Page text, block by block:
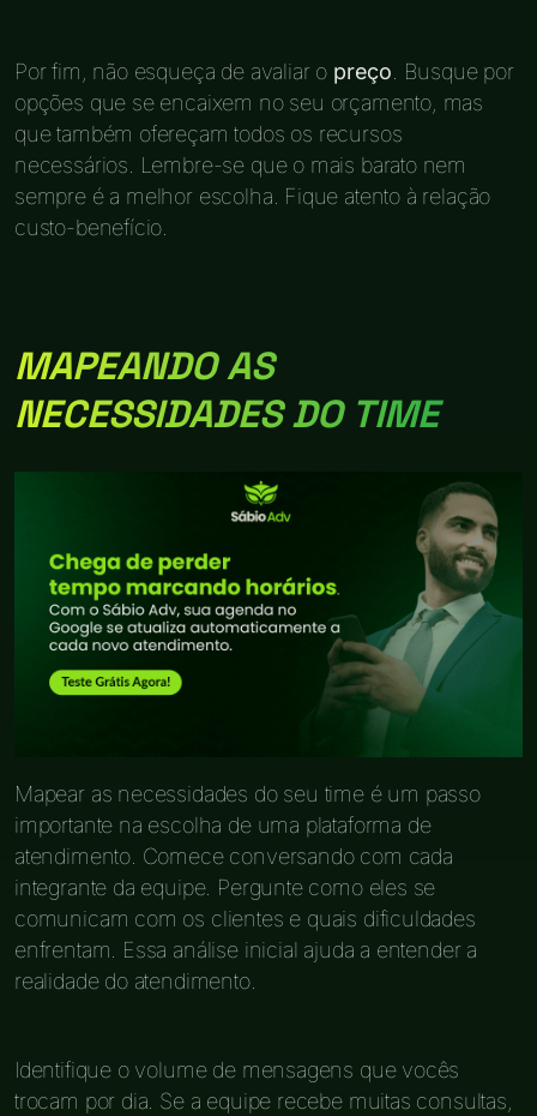
Por fim, não esqueça de avaliar o preço . Busque por
opções que se encaixem no seu orçamento, mas
que também ofereçam todos os recursos
necessários. Lembre-se que o mais barato nem
sempre é a melhor escolha. Fique atento à relação
custo-benefício.
MAPEANDO AS
NECESSIDADES DO TIME
Mapear as necessidades do seu time é um passo
importante na escolha de uma plataforma de
atendimento. Comece conversando com cada
integrante da equipe. Pergunte como eles se
comunicam com os clientes e quais dificuldades
enfrentam. Essa análise inicial ajuda a entender a
realidade do atendimento.
Identifique o volume de mensagens que vocês
trocam por dia. Se a equipe recebe muitas consultas,